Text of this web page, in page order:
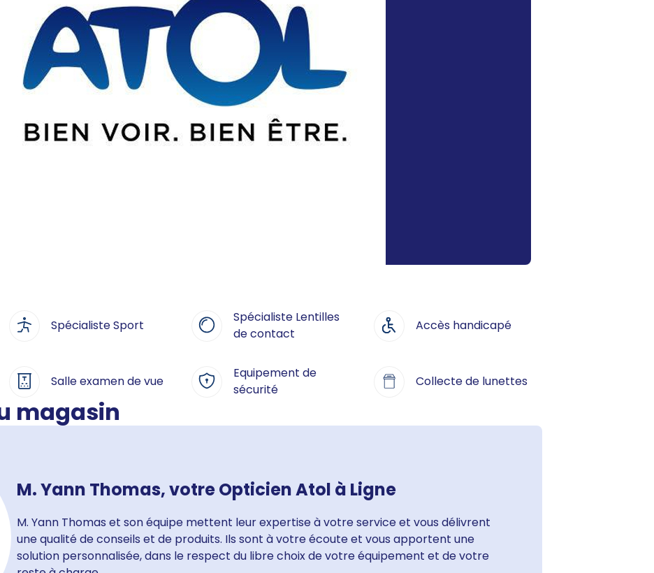
Spécialiste Sport
Spécialiste Lentilles
de contact
Accès handicapé
Salle examen de vue
Equipement de
sécurité
Collecte de lunettes
magasin
M. Yann Thomas, votre Opticien Atol à Ligne
M. Yann Thomas et son équipe mettent leur expertise à votre service et vous délivrent
une qualité de conseils et de produits. Ils sont à votre écoute et vous apportent une
solution personnalisée, dans le respect du libre choix de votre équipement et de votre